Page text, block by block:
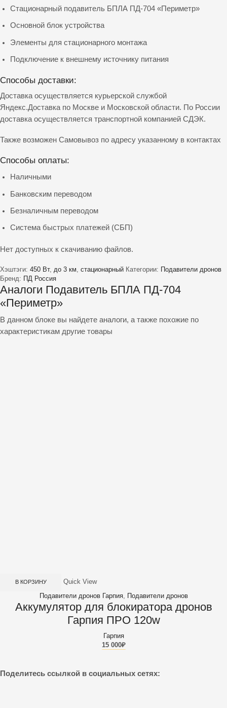
Стационарный подавитель БПЛА ПД-704 «Периметр»
Основной блок устройства
Элементы для стационарного монтажа
Подключение к внешнему источнику питания
Способы доставки:
Доставка осуществляется курьерской службой
Яндекс.Доставка по Москве и Московской области. По России
доставка осуществляется транспортной компанией СДЭК.
Также возможен Самовывоз по адресу указанному в контактах
Способы оплаты:
Наличными
Банковским переводом
Безналичным переводом
Система быстрых платежей (СБП)
Нет доступных к скачиванию файлов.
Хэштэги: 450 Вт, до 3 км стационарный Категории: Подавители дронов
Бренд: ПД Россия
Аналоги Подавитель БПЛА ПД-704
«Периметр»
В данном блоке вы найдете аналоги, а также похожие по
характеристикам другие товары
В КОРЗИНУ
Quick View
Подавители дронов Гарпия, Подавители дронов
Аккумулятор для блокиратора дронов
Гарпия ПРО 120w
Гарпия
15 000₽
Поделитесь ссылкой в социальных сетях: